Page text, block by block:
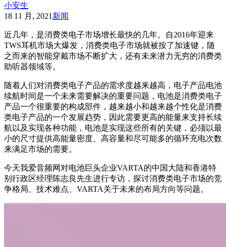
小安生
18 11 月, 2021 新闻
近几年，是消费类电子市场增长最快的几年。自2016年迎来
TWS耳机市场大爆发，消费类电子市场就被按了加速键，随
之而来的智能穿戴市场不断扩大，还有未来潜力无穷的消费类
助听器领域等。
随着人们对消费类电子产品的需求度越来越高，电子产品电池
续航时间是一个未来需要解决的重要问题，电池是消费类电子
产品一个很重要的构成部件，越来越小和越来越个性化是消费
类电子产品的一个发展趋势，因此需要更高的能量来支持长续
航以及实现各种功能，电池是实现这些所有的关键，必须以最
小的尺寸提供高能量密度、高容量和尽可能多的循环充电次数
来满足市场的需要。
今天我爱音频网对电池巨头企业VARTA的中国大陆和香港特
别行政区经理陈志良先生进行专访，探讨消费类电子市场的竞
争格局、技术难点、VARTA关于未来的布局方向等问题。